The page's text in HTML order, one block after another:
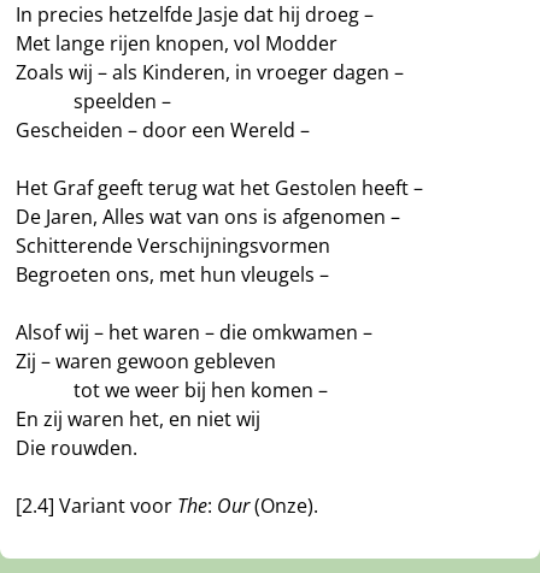
In precies hetzelfde Jasje dat hij droeg –
Met lange rijen knopen, vol Modder
Zoals wij – als Kinderen, in vroeger dagen –
———speelden –
Gescheiden – door een Wereld –
Het Graf geeft terug wat het Gestolen heeft –
De Jaren, Alles wat van ons is afgenomen –
Schitterende Verschijningsvormen
Begroeten ons, met hun vleugels –
Alsof wij – het waren – die omkwamen –
Zij – waren gewoon gebleven
———tot we weer bij hen komen –
En zij waren het, en niet wij
Die rouwden.
[2.4] Variant voor The: Our(Onze).